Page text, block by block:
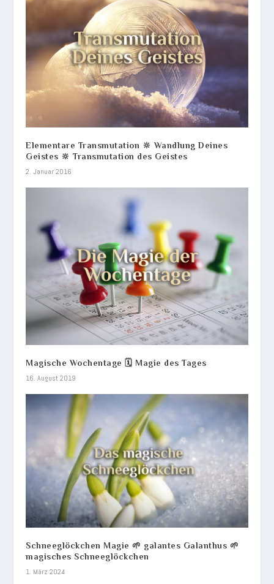
Elementare Transmutation 🔆 Wandlung Deines
Geistes 🔆 Transmutation des Geistes
2. Januar 2016
Magische Wochentage 🗓️ Magie des Tages
16. August 2019
Schneeglöckchen Magie 🌱 galantes Galanthus 🌱
magisches Schneeglöckchen
1. März 2024